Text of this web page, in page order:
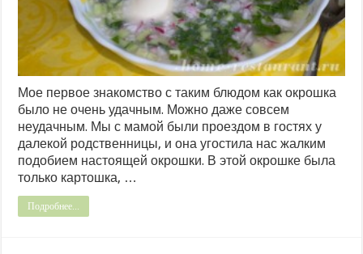
Мое первое знакомство с таким блюдом как окрошка
было не очень удачным. Можно даже совсем
неудачным. Мы с мамой были проездом в гостях у
далекой родственницы, и она угостила нас жалким
подобием настоящей окрошки. В этой окрошке была
только картошка, …
Подробнее...